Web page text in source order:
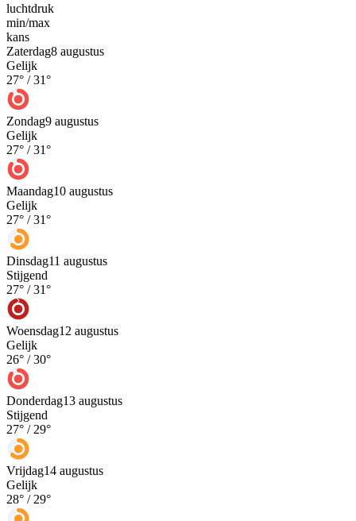
luchtdruk
min/max
kans
Zaterdag8 augustus
Gelijk
27° /31°
Zondag9 augustus
Gelijk
27° /31°
Maandag10 augustus
Gelijk
27° /31°
Dinsdag11 augustus
Stijgend
27° /31°
Woensdag12 augustus
Gelijk
26° /30°
Donderdag13 augustus
Stijgend
27° / 29°
Vrijdag14 augustus
Gelijk
28° / 29°